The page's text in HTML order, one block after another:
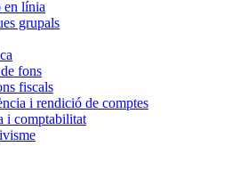
en línia
grupals
fons
fiscals
i rendició de comptes
i comptabilitat